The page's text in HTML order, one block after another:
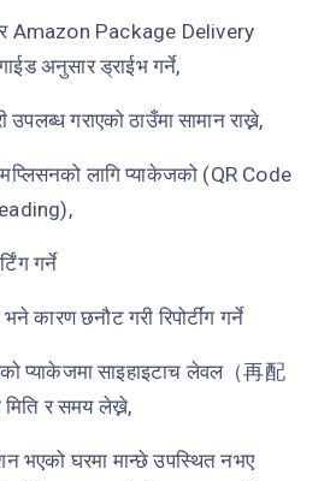
Amazon Package Delivery
अनुसार ड्राईभ गर्ने,
गराएको ठाउँमा सामान राख्ने,
लागि प्याकेजको (QR Code
),
गर्ने
कारण छनौट गरी रिपोर्टींग गर्ने
प्याकेजमा साइहाइटाच लेवल（再配
मिति र समय लेख्ने,
भएको घरमा मान्छे उपस्थित नभए